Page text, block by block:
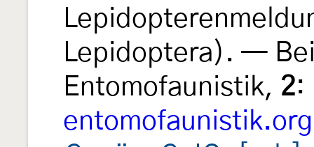
Lepidoptera). —
Entomofaunistik, 2: